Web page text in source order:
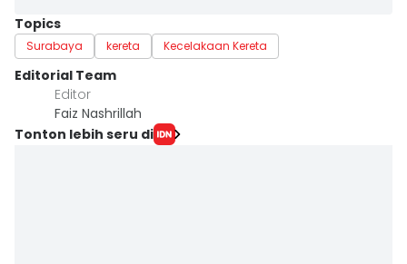
Topics
Surabaya kereta Kecelakaan Kereta
Editorial Team
Editor
Faiz Nashrillah
Tonton lebih seru di